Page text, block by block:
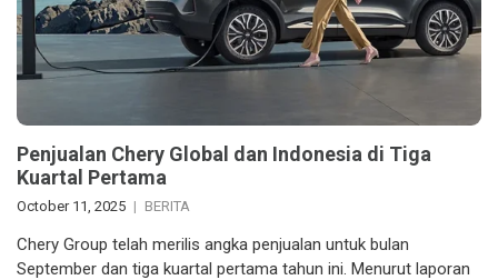
Penjualan Chery Global dan Indonesia di Tiga
Kuartal Pertama
October 11, 2025 BERITA
Chery Group telah merilis angka penjualan untuk bulan
September dan tiga kuartal pertama tahun ini. Menurut laporan